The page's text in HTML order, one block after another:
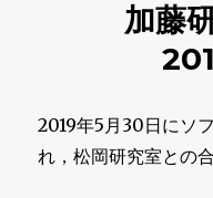
加藤
2019年5月30日にソ
れ，松岡研究室との